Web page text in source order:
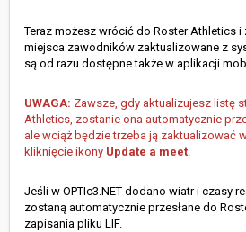
Teraz możesz wrócić do Roster Athletics
miejsca zawodników zaktualizowane z
są od razu dostępne także w aplikacji
UWAGA: Zawsze, gdy aktualizujesz listę
Athletics, zostanie ona automatycznie
ale wciąż będzie trzeba ją zaktualizować
kliknięcie ikony Update a meet.
Jeśli w OPTIc3.NET dodano wiatr i czasy
zostaną automatycznie przesłane do
zapisania pliku LIF.